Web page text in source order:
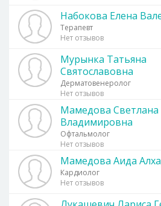
Набокова Елена
Терапевт
Нет отзывов
Мурынка Татьяна
Святославовна
Дерматовенеролог
Нет отзывов
Мамедова Светлана
Владимировна
Офтальмолог
Нет отзывов
Мамедова Аида
Кардиолог
Нет отзывов